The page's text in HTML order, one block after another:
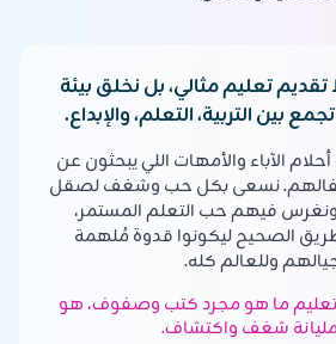
تعليم مثالي، بل نخلق بيئة
بين التربية، التعلم، والإبداع.
الآباء والأمهات اللي يبحثون عن
نسعى بكل حب وشغف لصقل
ونغرس فيهم حب التعلم المستمر،
الصحيح ليكونوا قدوة مُلهمة
وللعالم كله.
التعليم ما هو مجرد كتب وصفوف، هو
شغف واكتشاف.